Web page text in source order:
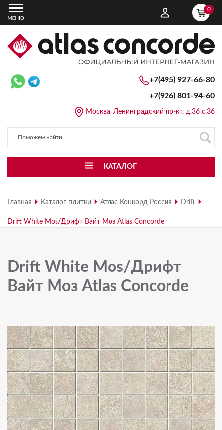
0
Москва, Ленинградский пр-кт, д.36 с.36
КАТАЛОГ
+7(495) 927-66-80
+7(926) 801-94-60
Главная Каталог плитки Атлас Конкорд Россия Drift
Drift White Mos/Дрифт Вайт Моз Atlas Concorde
Drift White Mos/Дрифт
Вайт Моз Atlas Concorde